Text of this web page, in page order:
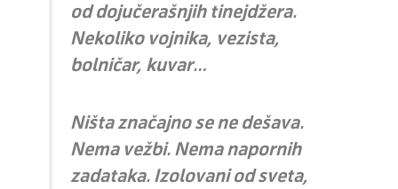
od dojučerašnjih tinejdžera.
Nekoliko vojnika, vezista,
bolničar, kuvar…
Ništa značajno se ne dešava.
Nema vežbi. Nema napornih
zadataka. Izolovani od sveta,